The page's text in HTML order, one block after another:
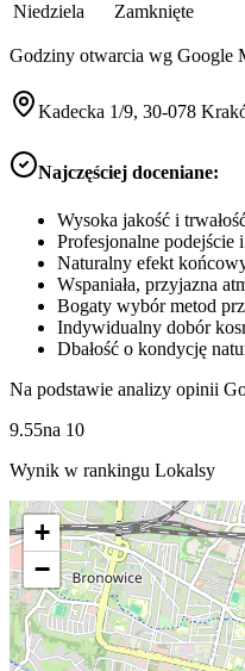
Niedziela
Zamknięte
Godziny otwarcia wg Google
Kadecka 1/9, 30-078
Najczęściej doceniane:
Wysoka jakość i
Profesjonalne podejście
Naturalny efekt
Wspaniała, przyjazna
Bogaty wybór metod
Indywidualny dobór
Dbałość o kondycję
Na podstawie analizy opinii
9.55na 10
Wynik w rankingu Lokalsy
+
−